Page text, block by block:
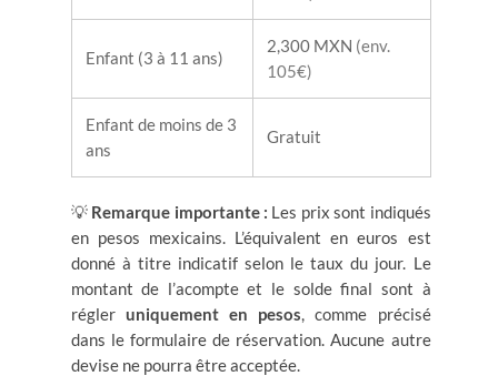
Enfant (3 à 11 ans)
2,300 MXN (env.
105€)
Enfant de moins de 3
ans
Gratuit
💡 Remarque importante : Les prix sont indiqués
en pesos mexicains. L’équivalent en euros est
donné à titre indicatif selon le taux du jour. Le
montant de l’acompte et le solde final sont à
régler uniquement en pesos, comme précisé
dans le formulaire de réservation. Aucune autre
devise ne pourra être acceptée.